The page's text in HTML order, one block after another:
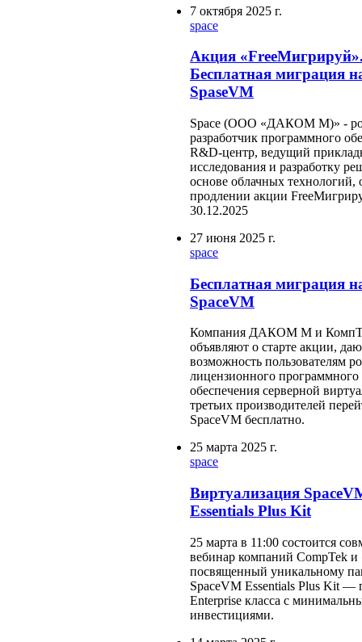
7 октября 2025 г.
space
Акция
Бесплатная миграция
SpaseVM
Space (ООО «ДАКОМ М)» -
разработчик программного
R&D-центр, ведущий
исследования и разработку
основе облачных технологий,
продлении акции
30.12.2025
27 июня 2025 г.
space
Бесплатная миграция
SpaceVM
Компания ДАКОМ М и
объявляют о старте акции,
возможность пользователям
лицензионного программного
обеспечения серверной
третьих производителей
SpaceVM бесплатно.
25 марта 2025 г.
space
Виртуализация
Essentials Plus Kit
25 марта в 11:00 состоится
вебинар компаний CompTek
посвященный уникальному
SpaceVM Essentials Plus Kit —
Enterprise класса с
инвестициями.